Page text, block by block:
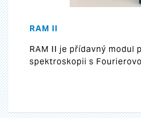
RAM II
RAM II je přídavný modul
spektroskopii s